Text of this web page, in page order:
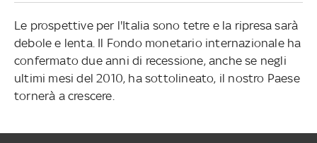
Le prospettive per l'Italia sono tetre e la ripresa sarà
debole e lenta. Il Fondo monetario internazionale ha
confermato due anni di recessione, anche se negli
ultimi mesi del 2010, ha sottolineato, il nostro Paese
tornerà a crescere.